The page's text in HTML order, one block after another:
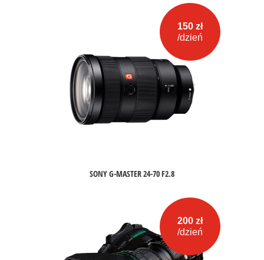
150 zł
/dzień
SONY G-MASTER 24-70 F2.8
200 zł
/dzień